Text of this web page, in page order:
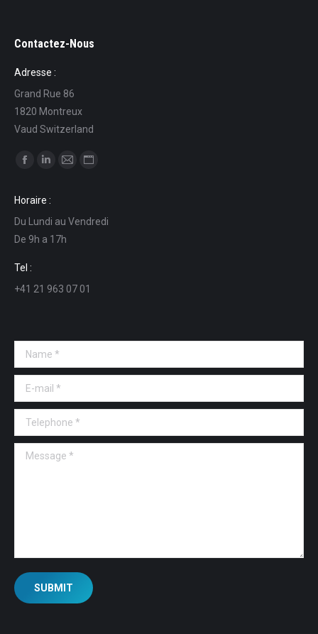
Contactez-Nous
Adresse :
Grand Rue 86
1820 Montreux
Vaud Switzerland
Find us on:
opens
in
new
window
opens
in
new
in
in
Horaire :
Du Lundi au Vendredi
De 9h a 17h
Tel :
+41 21 963 07 01
Name *
E-mail *
Telephone *
Message *
SUBMIT